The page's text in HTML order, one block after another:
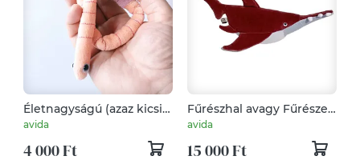
Életnagyságú (azaz kicsi)
Giliszta Babzsák, 35 centis
Gyűrűsféreg, Rendkívül
Hasznos Talajlakó Kukac
avida
4 000 Ft
Fűrészhal avagy Fűrészes
Rája Plüss, Hatalmas
aki olyan mint egy Cápa
pedig Rája
avida
15 000 Ft